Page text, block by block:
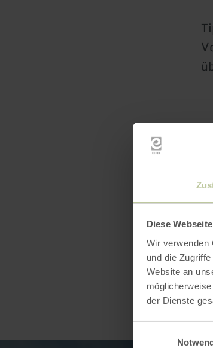
Diese
Wir verwenden
und die
Website an
der Dienste